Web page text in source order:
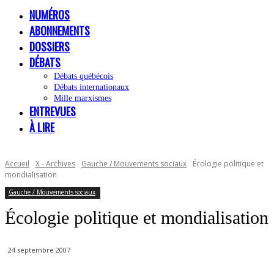
NUMÉROS
ABONNEMENTS
DOSSIERS
DÉBATS
Débats québécois
Débats internationaux
Mille marxismes
ENTREVUES
À LIRE
Accueil X - Archives Gauche / Mouvements sociaux
Écologie politique et
mondialisation
Gauche / Mouvements sociaux
Écologie politique et mondialisation
24 septembre 2007